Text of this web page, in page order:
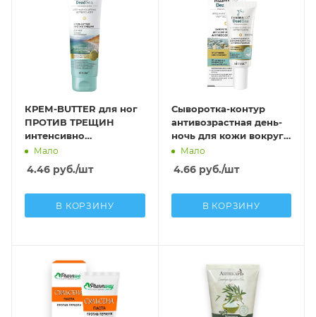
КРЕМ-BUTTER для ног
ПРОТИВ ТРЕЩИН
интенсивно
восстанавливающий
Мало
4.46 руб./шт
В КОРЗИНУ
Сыворотка-контур
антивозрастная день-
ночь для кожи вокруг
глазМало
4.66руб./шт
В КОРЗИНУ